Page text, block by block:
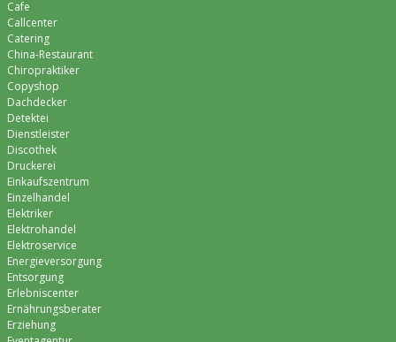
Cafe
Callcenter
Catering
China-Restaurant
Chiropraktiker
Copyshop
Dachdecker
Detektei
Dienstleister
Discothek
Druckerei
Einkaufszentrum
Einzelhandel
Elektriker
Elektrohandel
Elektroservice
Energieversorgung
Entsorgung
Erlebniscenter
Ernährungsberater
Erziehung